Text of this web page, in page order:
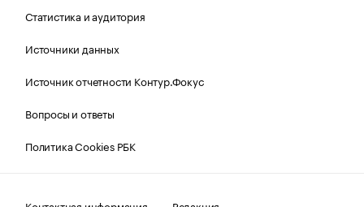
Статистика и аудитория
Источники данных
Источник отчетности Контур.Фокус
Вопросы и ответы
Политика Cookies РБК